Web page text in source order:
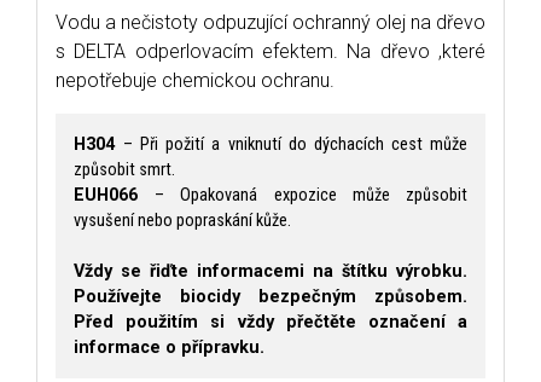
Vodu a nečistoty odpuzující ochranný olej na dřevo
s DELTA odperlovacím efektem. Na dřevo ,které
nepotřebuje chemickou ochranu.
H304 – Při požití a vniknutí do dýchacích cest může
způsobit smrt.
EUH066 – Opakovaná expozice může způsobit
vysušení nebo popraskání kůže.
Vždy se řiďte informacemi na štítku výrobku.
Používejte biocidy bezpečným způsobem.
Před použitím si vždy přečtěte označení a
informace o přípravku.